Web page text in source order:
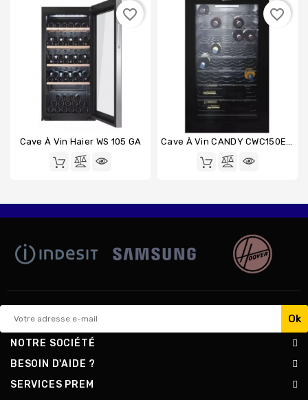
Cave À Vin Haier WS 105 GA
favorite_border
Cave À Vin CANDY CWC150EMN
favorite_border
NOTRE SOCIÉTÉ
BESOIN D'AIDE ?
SERVICES PREM